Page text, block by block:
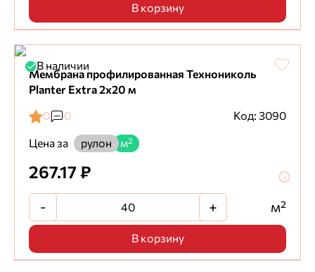
В корзину
В наличии
Мембрана профилированная Технониколь
Planter Extra 2х20 м
0
0
Код: 3090
Цена за
рулон м²
267.17 ₽
- + м²
В корзину